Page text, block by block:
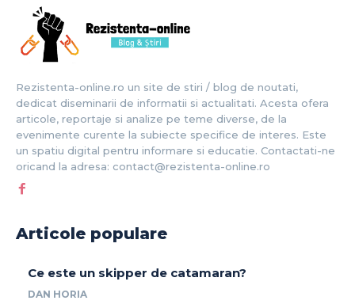
Rezistenta-online.ro un site de stiri / blog de noutati,
dedicat diseminarii de informatii si actualitati. Acesta ofera
articole, reportaje si analize pe teme diverse, de la
evenimente curente la subiecte specifice de interes. Este
un spatiu digital pentru informare si educatie. Contactati-ne
oricand la adresa: contact@rezistenta-online.ro
Articole populare
Ce este un skipper de catamaran?
DAN HORIA